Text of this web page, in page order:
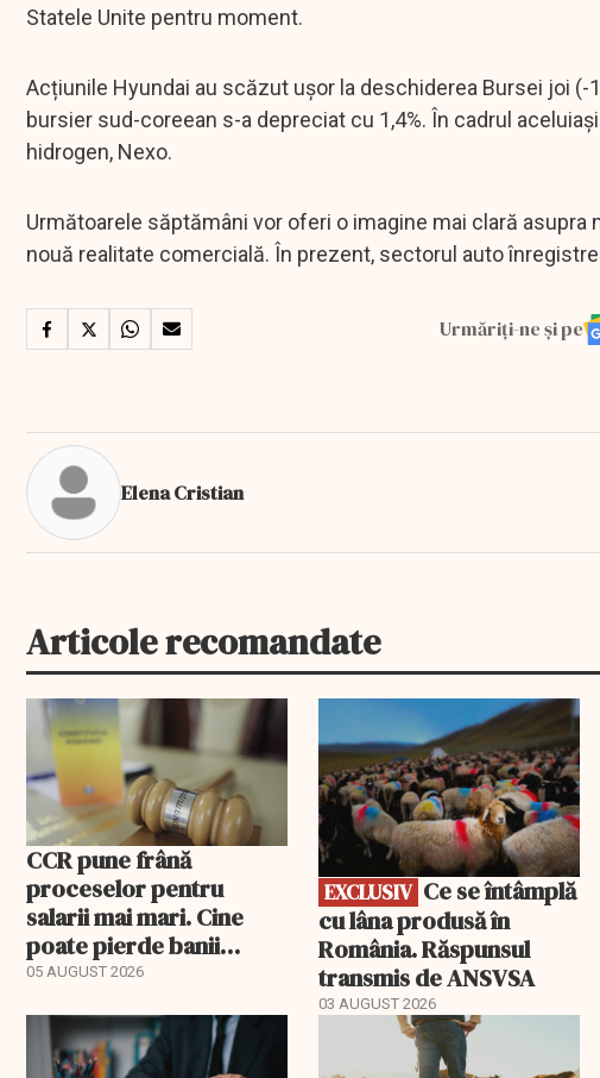
Statele Unite pentru moment.
Acțiunile Hyundai au scăzut ușor la deschiderea Bursei joi (-
bursier sud-coreean s-a depreciat cu 1,4%. În cadrul
hidrogen, Nexo.
Următoarele săptămâni vor oferi o imagine mai clară
nouă realitate comercială. În prezent, sectorul auto
Urmăriți-ne și pe
Elena Cristian
Articole recomandate
CCR pune frână
proceselor pentru
salarii mai mari. Cine
poate pierde banii
ceruți statului
05 AUGUST 2026
EXCLUSIV
EXCLUSIV
cu lâna produsă în
România. Răspunsul
transmis de ANSVSA
03 AUGUST 2026